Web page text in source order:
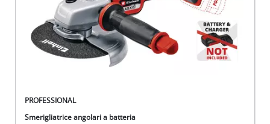
PROFESSIONAL
Smerigliatrice angolari a batteria